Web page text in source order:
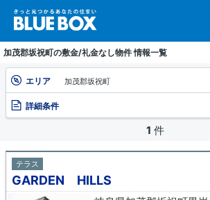
加茂郡坂祝町の敷金/礼金なし物件 情報一覧
エリア 加茂郡坂祝町
詳細条件
1 件
テラス
GARDEN HILLS